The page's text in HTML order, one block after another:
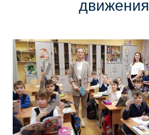
движения